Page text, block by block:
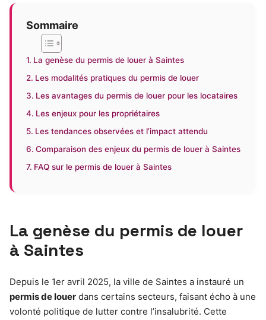
Sommaire
La genèse du permis de louer à Saintes
Les modalités pratiques du permis de louer
Les avantages du permis de louer pour les locataires
Les enjeux pour les propriétaires
Les tendances observées et l’impact attendu
Comparaison des enjeux du permis de louer à Saintes
FAQ sur le permis de louer à Saintes
La genèse du permis de louer
à Saintes
Depuis le 1er avril 2025, la ville de Saintes a instauré un
permis de louer dans certains secteurs, faisant écho à une
volonté politique de lutter contre l’insalubrité. Cette